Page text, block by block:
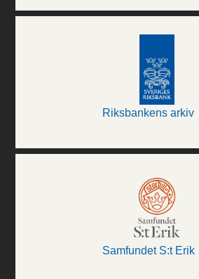
Riksbankens arkiv
Samfundet S:t Erik